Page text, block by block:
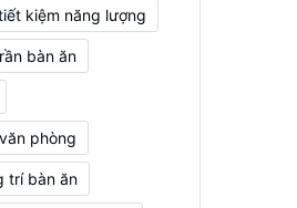
kiệm năng lượng
bàn ăn
phòng
trí bàn ăn